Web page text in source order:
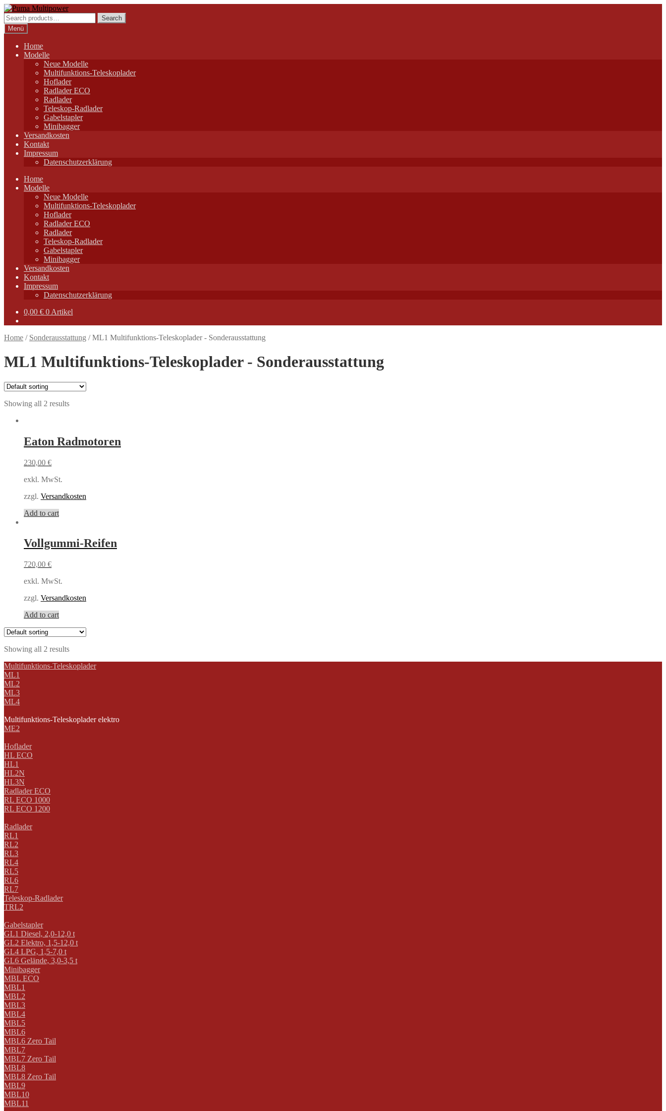
Zur
Navigation
springen
Zum
Inhalt
springen
Search
for:
Search
Menü
Home
Modelle
Neue Modelle
Multifunktions-Teleskoplader
Hoflader
Radlader ECO
Radlader
Teleskop-Radlader
Gabelstapler
Minibagger
Versandkosten
Kontakt
Impressum
Datenschutzerklärung
Home
Modelle
Neue Modelle
Multifunktions-Teleskoplader
Hoflader
Radlader ECO
Radlader
Teleskop-Radlader
Gabelstapler
Minibagger
Versandkosten
Kontakt
Impressum
Datenschutzerklärung
0,00 € 0 Artikel
Home / Sonderausstattung /ML1 Multifunktions-Teleskoplader - Sonderausstattung
ML1 Multifunktions-Teleskoplader - Sonderausstattung
Showing all 2 results
Eaton Radmotoren
230,00 €
exkl. MwSt.
zzgl. Versandkosten
Add to cart
Vollgummi-Reifen
720,00 €
exkl. MwSt.
zzgl. Versandkosten
Add to cart
Showing all 2 results
Multifunktions-Teleskoplader
ML1
ML2
ML3
ML4
Multifunktions-Teleskoplader elektro
ME2
Hoflader
HL ECO
HL1
HL2N
HL3N
Radlader ECO
RL ECO 1000
RL ECO 1200
Radlader
RL1
RL2
RL3
RL4
RL5
RL6
RL7
Teleskop-Radlader
TRL2
Gabelstapler
GL1 Diesel, 2,0-12,0 t
GL2 Elektro, 1,5-12,0 t
GL4 LPG, 1,5-7,0 t
GL6 Gelände, 3,0-3,5 t
Minibagger
MBL ECO
MBL1
MBL2
MBL3
MBL4
MBL5
MBL6
MBL6 Zero Tail
MBL7
MBL7 Zero Tail
MBL8
MBL8 Zero Tail
MBL9
MBL10
MBL11